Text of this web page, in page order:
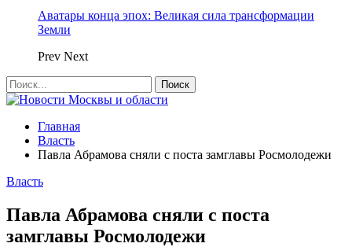
Аватары конца эпох: Великая сила трансформации
Земли
Prev Next
Главная
Власть
Павла Абрамова сняли с поста замглавы Росмолодежи
Власть
Павла Абрамова сняли с поста
замглавы Росмолодежи